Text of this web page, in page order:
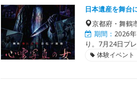
日本遺産を舞台
京都府・舞鶴
期間： 2026
り。7月24日プ
体験イベント